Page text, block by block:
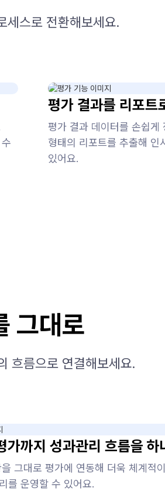
세스로 전환해보세요.
평가 결과를 리포트
평가 결과 데이터를 손쉽게
형태의 리포트를 추출해 인
있어요.
그대로
흐름으로 연결해보세요.
가까지 성과관리 흐름을 하
그대로 평가에 연동해 더욱 체계적
를 운영할 수 있어요.